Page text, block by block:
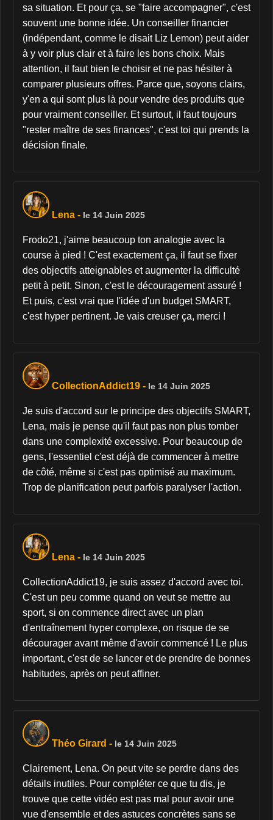
sa situation. Et pour ça, se "faire accompagner", c'est
souvent une bonne idée. Un conseiller financier
(indépendant, comme le disait Liz Lemon) peut aider
à y voir plus clair et à faire les bons choix. Mais
attention, il faut bien le choisir et ne pas hésiter à
comparer plusieurs offres. Parce que, soyons clairs,
y'en a qui sont plus là pour vendre des produits que
pour vraiment conseiller. Et surtout, il faut toujours
"rester maître de ses finances", c'est toi qui prends la
décision finale.
Lena - le 14 Juin 2025
Frodo21, j'aime beaucoup ton analogie avec la
course à pied ! C'est exactement ça, il faut se fixer
des objectifs atteignables et augmenter la difficulté
petit à petit. Sinon, c'est le découragement assuré !
Et puis, c'est vrai que l'idée d'un budget SMART,
c'est hyper pertinent. Je vais creuser ça, merci !
CollectionAddict19 - le 14 Juin 2025
Je suis d'accord sur le principe des objectifs SMART,
Lena, mais je pense qu'il faut pas non plus tomber
dans une complexité excessive. Pour beaucoup de
gens, l'essentiel c'est déjà de commencer à mettre
de côté, même si c'est pas optimisé au maximum.
Trop de planification peut parfois paralyser l'action.
Lena - le 14 Juin 2025
CollectionAddict19, je suis assez d'accord avec toi.
C'est un peu comme quand on veut se mettre au
sport, si on commence direct avec un plan
d'entraînement hyper complexe, on risque de se
décourager avant même d'avoir commencé ! Le plus
important, c'est de se lancer et de prendre de bonnes
habitudes, après on peut affiner.
Théo Girard - le 14 Juin 2025
Clairement, Lena. On peut vite se perdre dans des
détails inutiles. Pour compléter ce que tu dis, je
trouve que cette vidéo est pas mal pour avoir une
vue d'ensemble et des astuces concrètes sans se